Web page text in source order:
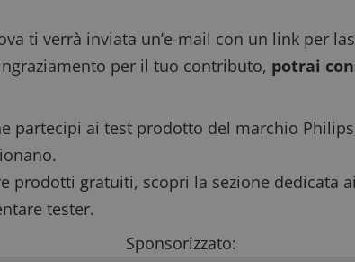
ti verrà inviata un’e-mail con un link per
per il tuo contributo, potrai
partecipi ai test prodotto del marchio
.
prodotti gratuiti, scopri la sezione dedicata ai
tester.
Sponsorizzato: